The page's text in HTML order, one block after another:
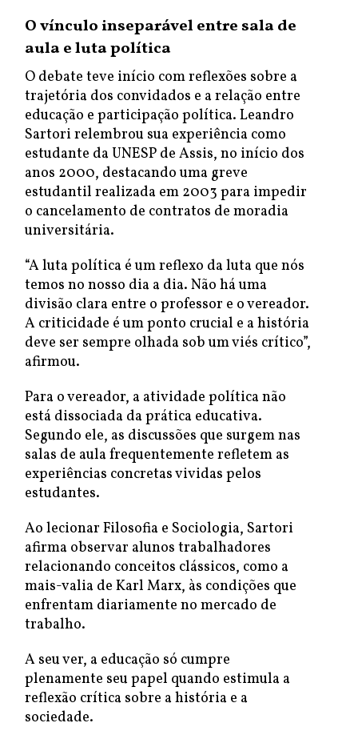
O vínculo inseparável entre sala de
aula e luta política
O debate teve início com reflexões sobre a
trajetória dos convidados e a relação entre
educação e participação política. Leandro
Sartori relembrou sua experiência como
estudante da UNESP de Assis, no início dos
anos 2000, destacando uma greve
estudantil realizada em 2003 para impedir
o cancelamento de contratos de moradia
universitária.
“A luta política é um reflexo da luta que nós
temos no nosso dia a dia. Não há uma
divisão clara entre o professor e o vereador.
A criticidade é um ponto crucial e a história
deve ser sempre olhada sob um viés crítico”,
afirmou.
Para o vereador, a atividade política não
está dissociada da prática educativa.
Segundo ele, as discussões que surgem nas
salas de aula frequentemente refletem as
experiências concretas vividas pelos
estudantes.
Ao lecionar Filosofia e Sociologia, Sartori
afirma observar alunos trabalhadores
relacionando conceitos clássicos, como a
mais-valia de Karl Marx, às condições que
enfrentam diariamente no mercado de
trabalho.
A seu ver, a educação só cumpre
plenamente seu papel quando estimula a
reflexão crítica sobre a história e a
sociedade.